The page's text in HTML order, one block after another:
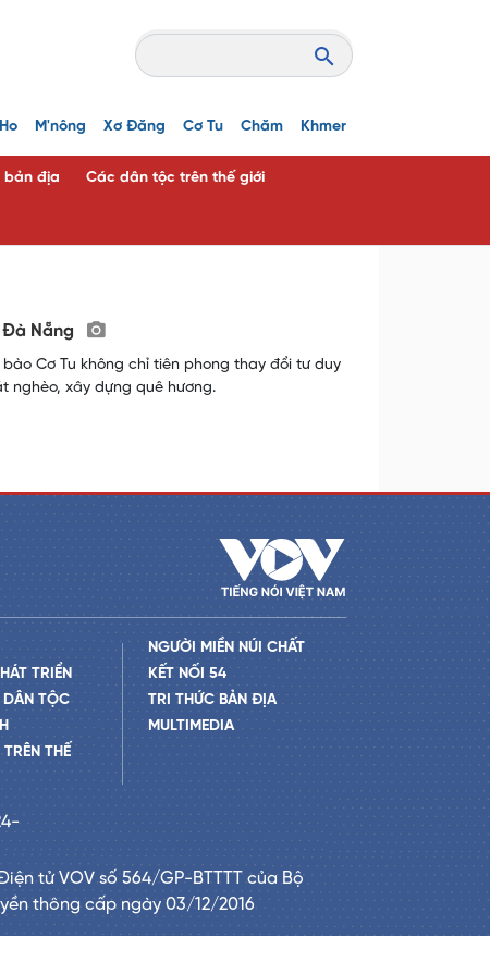
M'nông Xơ Đăng Cơ Tu Chăm Khmer
bản địa Các dân tộc trên thế giới
Nẵng
Cơ Tu không chỉ tiên phong thay đổi tư duy
nghèo, xây dựng quê hương.
TRIỂN
TỘC
THẾ
NGƯỜI MIỀN NÚI CHẤT
KẾT NỐI 54
TRI THỨC BẢN ĐỊA
MULTIMEDIA
tử VOV số 564/GP-BTTTT của Bộ
thông cấp ngày 03/12/2016